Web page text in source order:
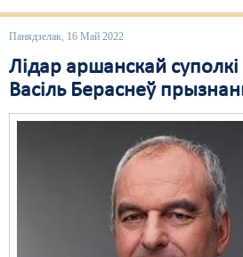
Панядзелак, 16 Май 2022
Лідар аршанскай
Васіль Бераснеў